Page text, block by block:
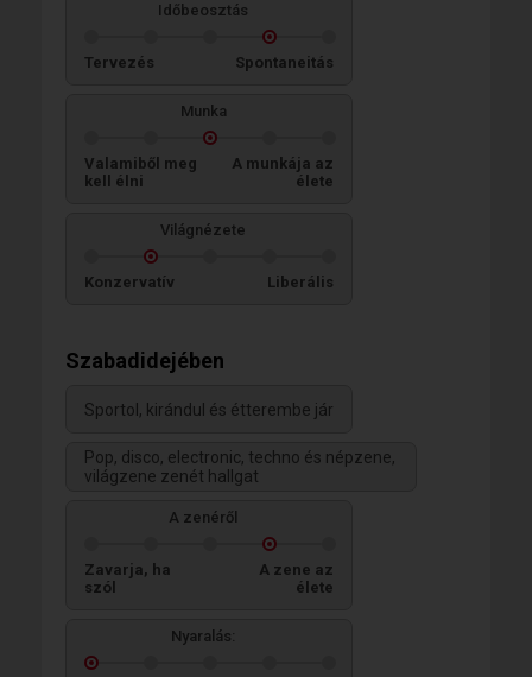
Időbeosztás
Tervezés Spontaneitás
Munka
Valamiből meg
kell élni
A munkája az
élete
Világnézete
Konzervatív Liberális
Szabadidejében
Sportol, kirándul és étterembe jár
Pop, disco, electronic, techno és népzene,
világzene zenét hallgat
A zenéről
Zavarja, ha
szól
A zene az
élete
Nyaralás: